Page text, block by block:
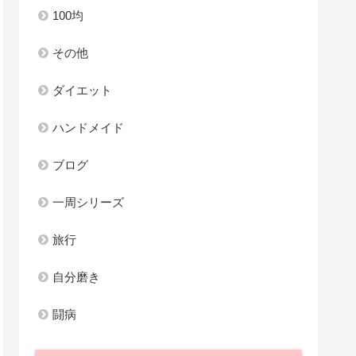
100均
その他
ダイエット
ハンドメイド
ブログ
一周シリーズ
旅行
自分磨き
闘病